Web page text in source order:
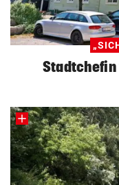
Stadtchefin